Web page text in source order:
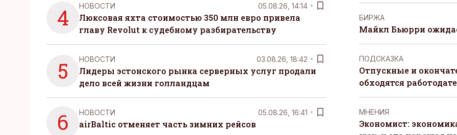
4 НОВОСТИ 05.08.26, 14:14
Люксовая яхта стоимостью 350 млн евро привела
главу Revolut к судебному разбирательству
5 НОВОСТИ 03.08.26, 18:42
Лидеры эстонского рынка серверных услуг продали
дело всей жизни голландцам
6 НОВОСТИ 05.08.26, 16:41
airBaltic отменяет часть зимних рейсов
БИРЖА
Майкл Бьюрри
ПОДСКАЗКА
Отпускные и
обходятся
MНЕНИЯ
Экономист: